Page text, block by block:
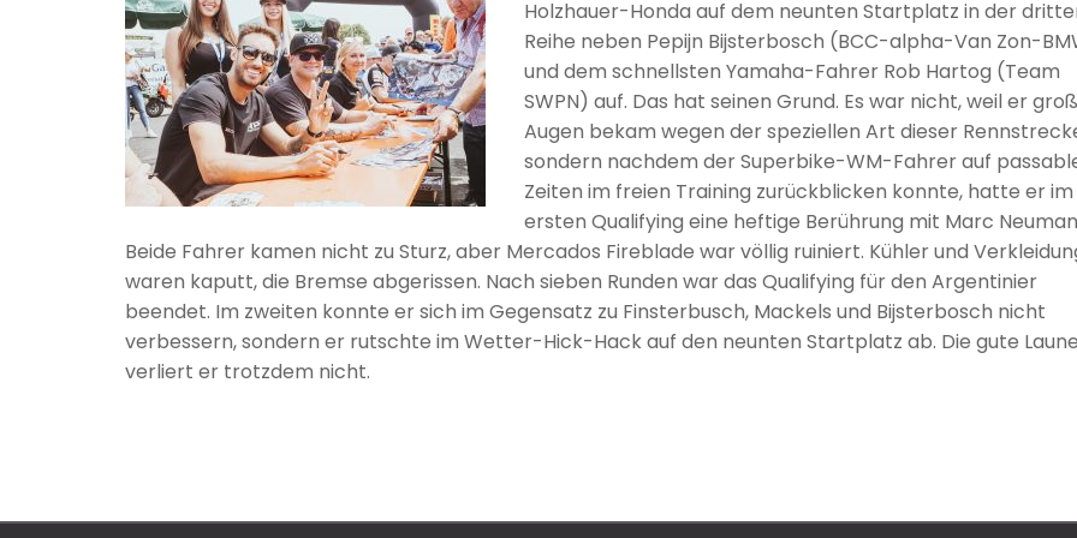
Holzhauer-Honda auf dem neunten Startplatz in der
Reihe neben Pepijn Bijsterbosch (BCC-alpha-Van Zon-
und dem schnellsten Yamaha-Fahrer Rob Hartog (Team
SWPN) auf. Das hat seinen Grund. Es war nicht, weil er
Augen bekam wegen der speziellen Art dieser
sondern nachdem der Superbike-WM-Fahrer auf
Zeiten im freien Training zurückblicken konnte, hatte er im
ersten Qualifying eine heftige Berührung mit Marc
Beide Fahrer kamen nicht zu Sturz, aber Mercados Fireblade war völlig ruiniert. Kühler und
waren kaputt, die Bremse abgerissen. Nach sieben Runden war das Qualifying für den Argentinier
beendet. Im zweiten konnte er sich im Gegensatz zu Finsterbusch, Mackels und Bijsterbosch nicht
verbessern, sondern er rutschte im Wetter-Hick-Hack auf den neunten Startplatz ab. Die gute Laune
verliert er trotzdem nicht.